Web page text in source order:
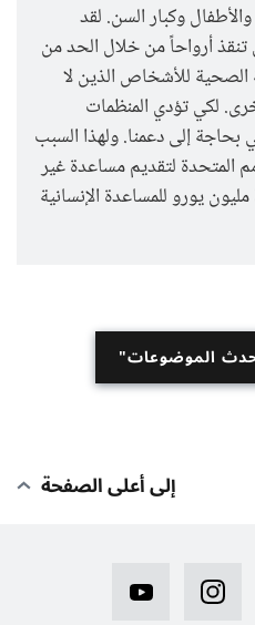
وكبار السن. لقد
أرواحاً من خلال الحد من
الصحية للأشخاص الذين لا
لكي تؤدي المنظمات
بحاجة إلى دعمنا. ولهذا السبب
المتحدة لتقديم مساعدة غير
مسبوقة ومن ثم نخصص 300 مليون يورو للمساعدة الإنسانية
الموضوعات"
إلى أعلى الصفحة